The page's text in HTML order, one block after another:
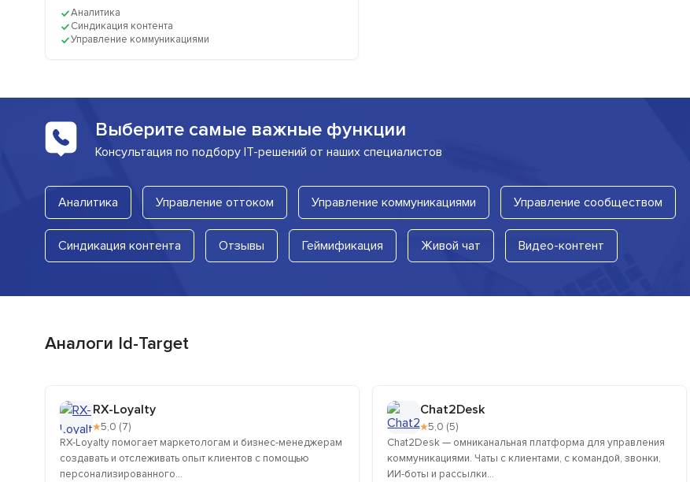
Аналитика
Синдикация контента
Управление коммуникациями
Выберите самые важные функции
Консультация по подбору IT-решений от наших специалистов
Аналитика Управление оттоком Управление коммуникациями Управление сообществом
Синдикация контента Отзывы Геймификация Живой чат Видео-контент
Аналоги Id-Target
RX-Loyalty
★5,0 (7)
RX-Loyalty помогает маркетологам и бизнес-менеджерам
создавать и отслеживать опыт клиентов с помощью
персонализированного...
Chat2Desk
★5,0 (5)
Chat2Desk — омниканальная платформа для управления
коммуникациями. Чаты с клиентами, с командой, звонки,
ИИ-боты и рассылки...